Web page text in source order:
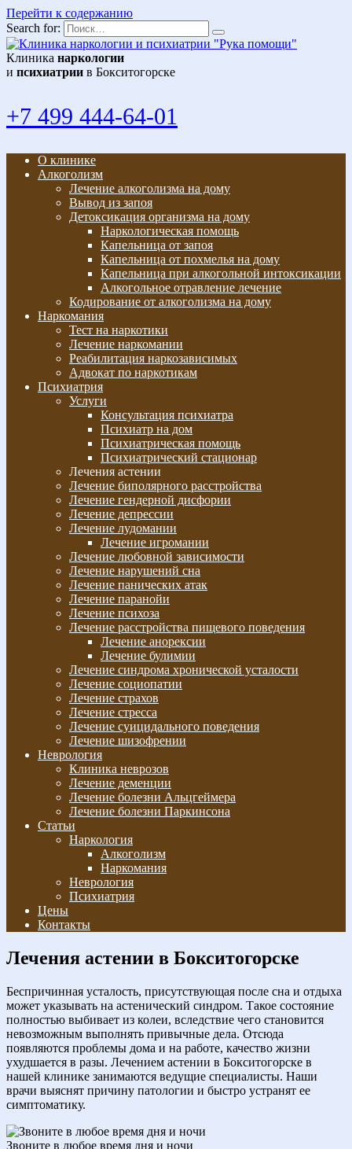
Перейти к содержанию
Search for:
Клиника наркологии
и психиатрии в Бокситогорске
+7 499 444-64-01
О клинике
Алкоголизм
Лечение алкоголизма на дому
Вывод из запоя
Детоксикация организма на дому
Наркологическая помощь
Капельница от запоя
Капельница от похмелья на дому
Капельница при алкогольной интоксикации
Алкогольное отравление лечение
Кодирование от алкоголизма на дому
Наркомания
Тест на наркотики
Лечение наркомании
Реабилитация наркозависимых
Адвокат по наркотикам
Психиатрия
Услуги
Консультация психиатра
Психиатр на дом
Психиатрическая помощь
Психиатрический стационар
Лечения астении
Лечение биполярного расстройства
Лечение гендерной дисфории
Лечение депрессии
Лечение лудомании
Лечение игромании
Лечение любовной зависимости
Лечение нарушений сна
Лечение панических атак
Лечение паранойи
Лечение психоза
Лечение расстройства пищевого поведения
Лечение анорексии
Лечение булимии
Лечение синдрома хронической усталости
Лечение социопатии
Лечение страхов
Лечение стресса
Лечение суицидального поведения
Лечение шизофрении
Неврология
Клиника неврозов
Лечение деменции
Лечение болезни Альцгеймера
Лечение болезни Паркинсона
Статьи
Наркология
Алкоголизм
Наркомания
Неврология
Психиатрия
Цены
Контакты
Лечения астении в Бокситогорске
Беспричинная усталость, присутствующая после сна и отдыха
может указывать на астенический синдром. Такое состояние
полностью выбивает из колеи, вследствие чего становится
невозможным выполнять привычные дела. Отсюда
появляются проблемы дома и на работе, качество жизни
ухудшается в разы. Лечением астении в Бокситогорске в
нашей клинике занимаются ведущие специалисты. Наши
врачи выяснят причину патологии и быстро устранят ее
симптоматику.
Звоните в любое время дня и ночи